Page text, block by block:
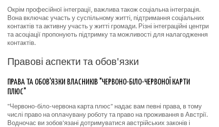
Окрім професійної інтеграції, важлива також соціальна інтеграція.
Вона включає участь у суспільному житті, підтримання соціальних
контактів та активну участь у житті громади. Різні інтеграційні центри
та асоціації пропонують підтримку та можливості для налагодження
контактів.
Правові аспекти та обов'язки
ПРАВА ТА ОБОВ'ЯЗКИ ВЛАСНИКІВ "ЧЕРВОНО-БІЛО-ЧЕРВОНОЇ КАРТИ
ПЛЮС"
"Червоно-біло-червона карта плюс" надає вам певні права, в тому
числі право на оплачувану роботу та право на проживання в Австрії.
Водночас ви зобов'язані дотримуватися австрійських законів і